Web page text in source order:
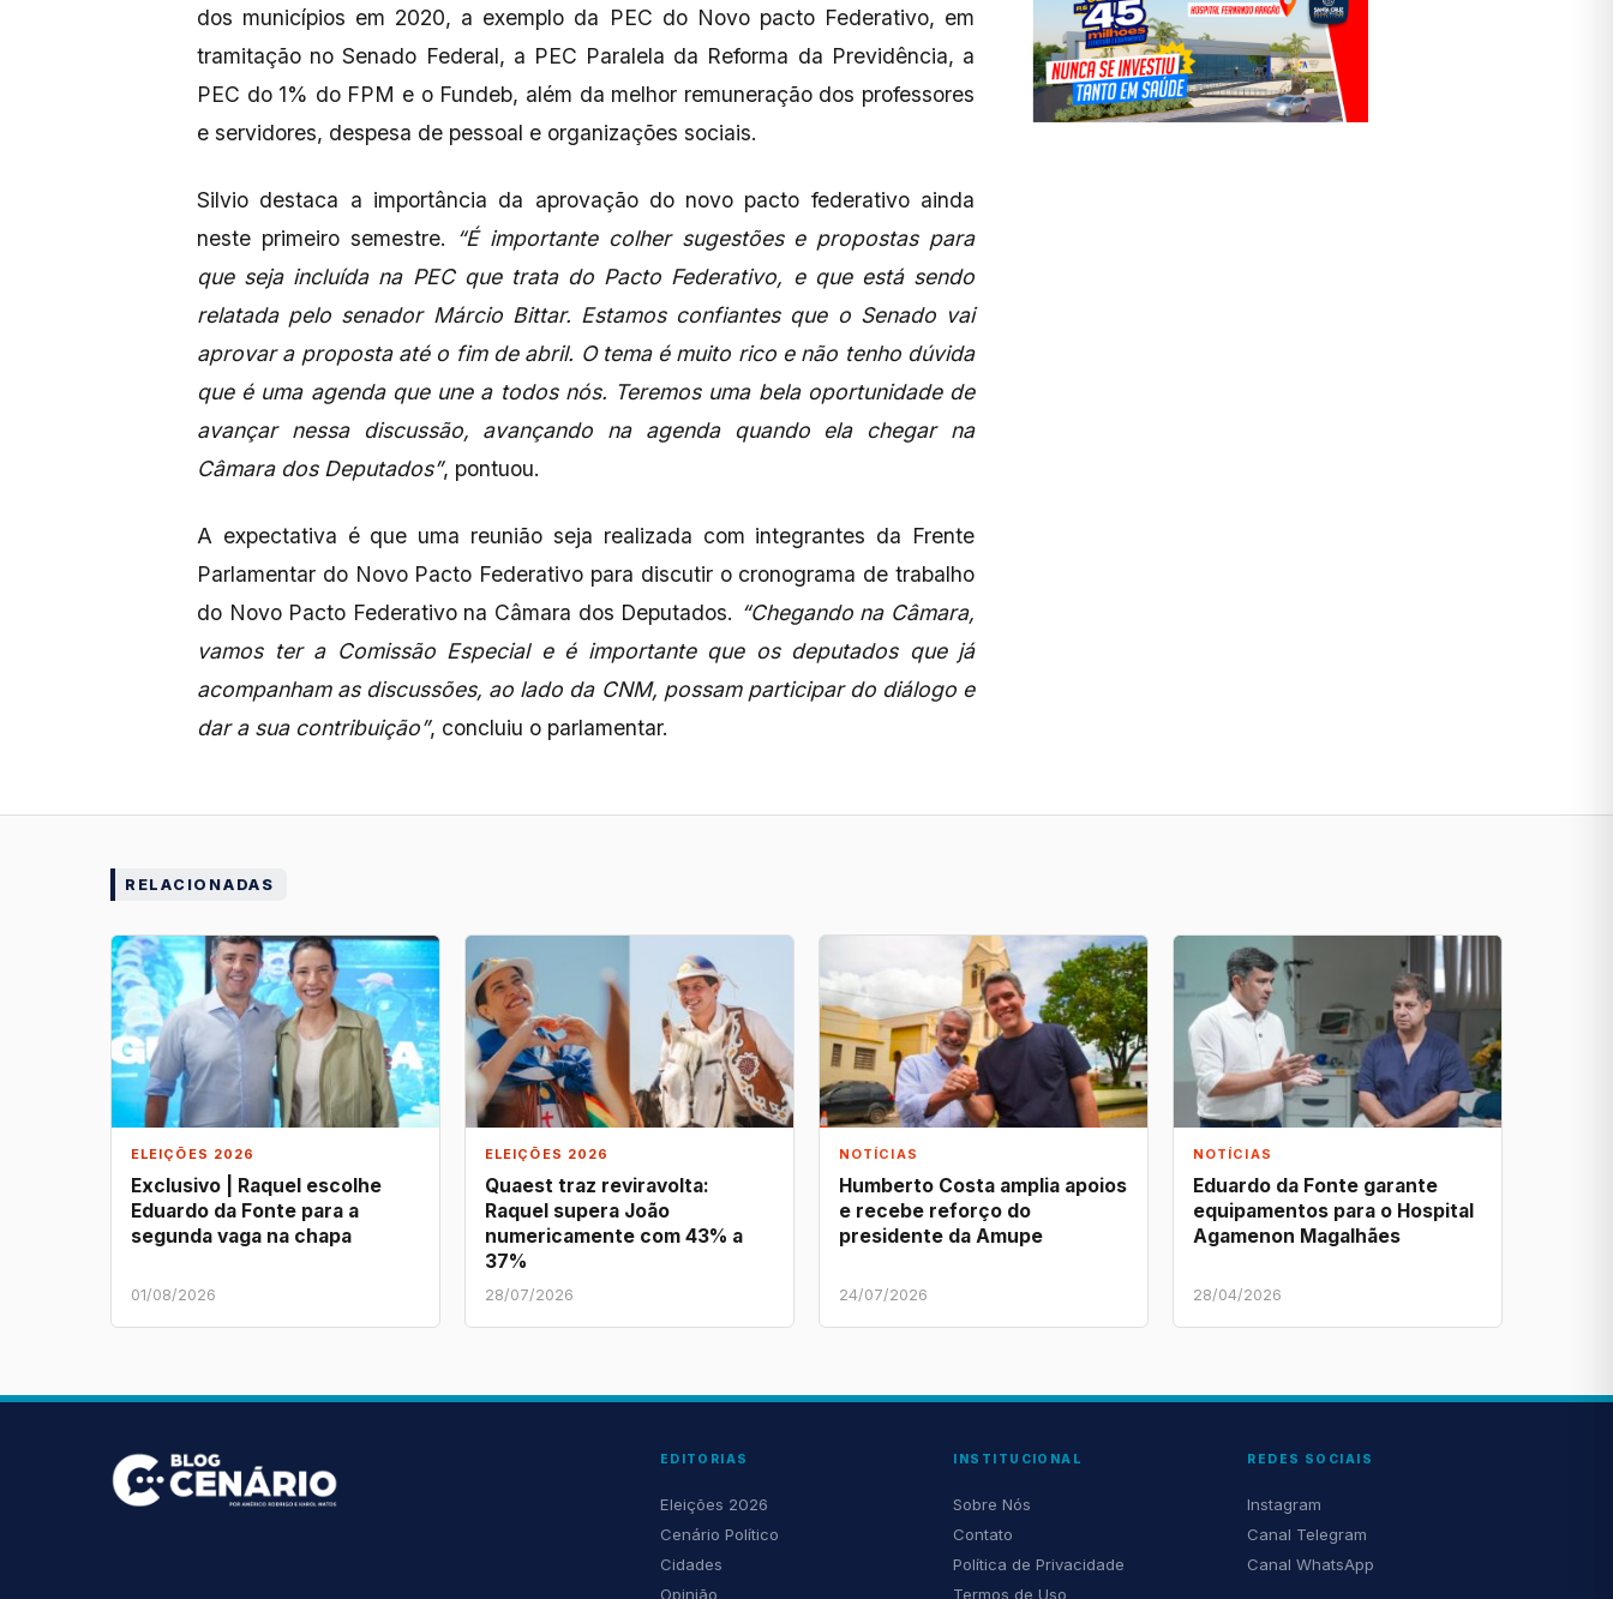
dos municípios em 2020, a exemplo da PEC do Novo pacto Federativo, em
tramitação no Senado Federal, a PEC Paralela da Reforma da Previdência, a
PEC do 1% do FPM e o Fundeb, além da melhor remuneração dos professores
e servidores, despesa de pessoal e organizações sociais.
Silvio destaca a importância da aprovação do novo pacto federativo ainda
neste primeiro semestre.
“É importante colher sugestões e propostas para
que seja incluída na PEC que trata do Pacto Federativo, e que está sendo
relatada pelo senador Márcio Bittar. Estamos confiantes que o Senado vai
aprovar a proposta até o fim de abril. O tema é muito rico e não tenho dúvida
que é uma agenda que une a todos nós. Teremos uma bela oportunidade de
avançar nessa discussão, avançando na agenda quando ela chegar na
Câmara dos Deputados”, pontuou.
A expectativa é que uma reunião seja realizada com integrantes da Frente
Parlamentar do Novo Pacto Federativo para discutir o cronograma de trabalho
do Novo Pacto Federativo na Câmara dos Deputados. “Chegando na Câmara,
vamos ter a Comissão Especial e é importante que os deputados que já
acompanham as discussões, ao lado da CNM, possam participar do diálogo e
dar a sua contribuição”, concluiu o parlamentar.
RELACIONADAS
ELEIÇÕES 2026
Exclusivo | Raquel escolhe
Eduardo da Fonte para a
segunda vaga na chapa
01/08/2026
ELEIÇÕES 2026
Quaest traz reviravolta:
Raquel supera João
numericamente com 43% a
37%
28/07/2026
NOTÍCIAS
Humberto Costa amplia apoios
e recebe reforço do
presidente da Amupe
24/07/2026
NOTÍCIAS
Eduardo da Fonte garante
equipamentos para o Hospital
Agamenon Magalhães
28/04/2026
EDITORIAS
Eleições 2026
Cenário Político
Cidades
Opinião
INSTITUCIONAL
Sobre Nós
Contato
Política de Privacidade
Termos de Uso
REDES SOCIAIS
Instagram
Canal Telegram
Canal WhatsApp